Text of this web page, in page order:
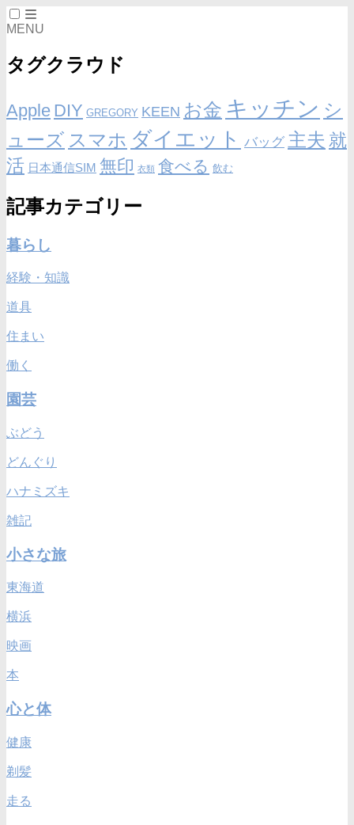
MENU
タグクラウド
Apple DIY GREGORY KEEN お金 キッチン シ
ューズ スマホ ダイエット バッグ 主夫 就
活 日本通信SIM 無印 衣類 食べる 飲む
記事カテゴリー
暮らし
経験・知識
道具
住まい
働く
園芸
ぶどう
どんぐり
ハナミズキ
雑記
小さな旅
東海道
横浜
映画
本
心と体
健康
剃髪
走る